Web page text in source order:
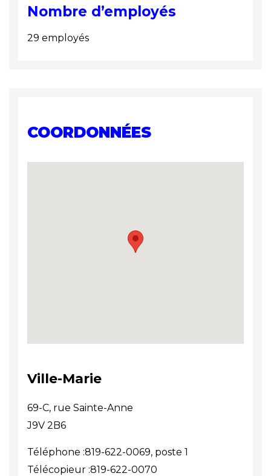
Nombre d’employés
29 employés
COORDONNÉES
Ville-Marie
69-C, rue Sainte-Anne
J9V 2B6
Téléphone :819-622-0069, poste 1
Télécopieur :819-622-0070